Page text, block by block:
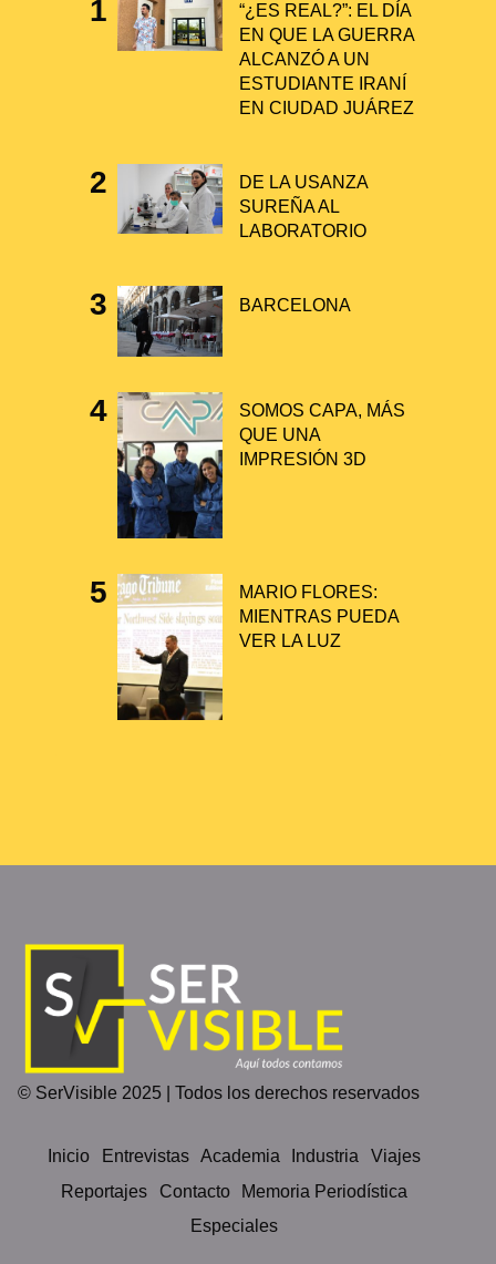
“¿ES REAL?”: EL DÍA
EN QUE LA GUERRA
ALCANZÓ A UN
ESTUDIANTE IRANÍ
EN CIUDAD JUÁREZ
DE LA USANZA
SUREÑA AL
LABORATORIO
BARCELONA
SOMOS CAPA, MÁS
QUE UNA
IMPRESIÓN 3D
MARIO FLORES:
MIENTRAS PUEDA
VER LA LUZ
© SerVisible 2025 | Todos los derechos reservados
Inicio Entrevistas Academia Industria
Viajes
Reportajes
Contacto
Memoria Periodística
Especiales